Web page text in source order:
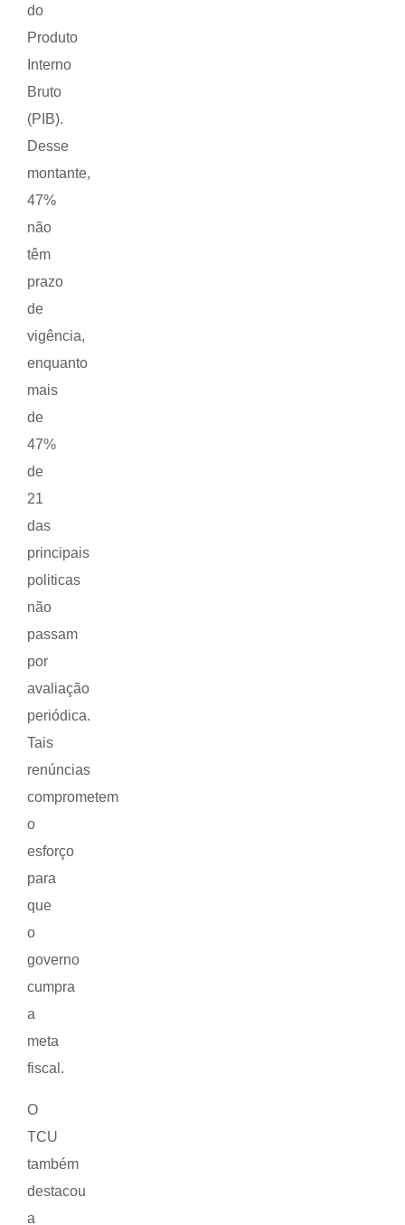
do
Produto
Interno
Bruto
(PIB).
Desse
montante,
47%
não
têm
prazo
de
vigência,
enquanto
mais
de
47%
de
21
das
principais
politicas
não
passam
por
avaliação
periódica.
Tais
renúncias
comprometem
o
esforço
para
que
o
governo
cumpra
a
meta
fiscal.
O
TCU
também
destacou
a